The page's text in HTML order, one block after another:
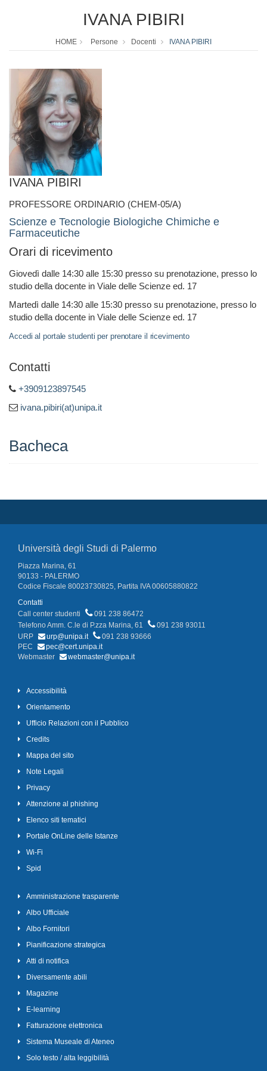
IVANA PIBIRI
HOME Persone Docenti IVANA PIBIRI
IVANA PIBIRI
PROFESSORE ORDINARIO (CHEM-05/A)
Scienze e Tecnologie Biologiche Chimiche e
Farmaceutiche
Orari di ricevimento
Giovedì dalle 14:30 alle 15:30 presso su prenotazione, presso lo
studio della docente in Viale delle Scienze ed. 17
Martedì dalle 14:30 alle 15:30 presso su prenotazione, presso lo
studio della docente in Viale delle Scienze ed. 17
Accedi al portale studenti per prenotare il ricevimento
Contatti
+3909123897545
ivana.pibiri(at)unipa.it
Bacheca
Università degli Studi di Palermo
Piazza Marina, 61
90133 - PALERMO
Codice Fiscale 80023730825, Partita IVA 00605880822
Contatti
Call center studenti
091 238 86472
Telefono Amm. C.le di P.zza Marina, 61
091 238 93011
URP
urp@unipa.it
091 238 93666
PEC
pec@cert.unipa.it
Webmaster
webmaster@unipa.it
Accessibilità
Orientamento
Ufficio Relazioni con il Pubblico
Credits
Mappa del sito
Note Legali
Privacy
Attenzione al phishing
Elenco siti tematici
Portale OnLine delle Istanze
Wi-Fi
Spid
Amministrazione trasparente
Albo Ufficiale
Albo Fornitori
Pianificazione strategica
Atti di notifica
Diversamente abili
Magazine
E-learning
Fatturazione elettronica
Sistema Museale di Ateneo
Solo testo / alta leggibilità